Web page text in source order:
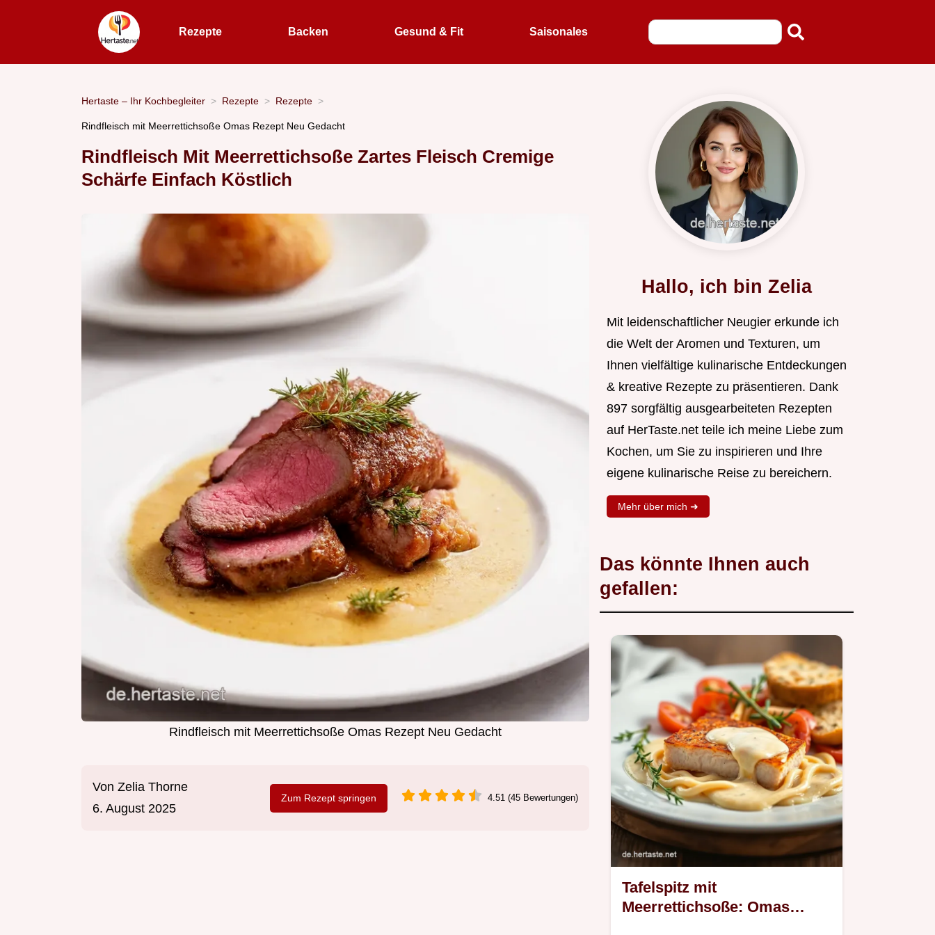
Rezepte Backen Gesund & Fit Saisonales
Hertaste – Ihr Kochbegleiter Rezepte Rezepte
Rindfleisch mit Meerrettichsoße Omas Rezept Neu Gedacht
Rindfleisch Mit Meerrettichsoße Zartes Fleisch Cremige
Schärfe Einfach Köstlich
Rindfleisch mit Meerrettichsoße Omas Rezept Neu Gedacht
Von Zelia Thorne
6. August 2025
Zum Rezept springen 4.51 (45 Bewertungen)
Hallo, ich bin Zelia
Mit leidenschaftlicher Neugier erkunde ich
die Welt der Aromen und Texturen, um
Ihnen vielfältige kulinarische Entdeckungen
& kreative Rezepte zu präsentieren. Dank
897 sorgfältig ausgearbeiteten Rezepten
auf HerTaste.net teile ich meine Liebe zum
Kochen, um Sie zu inspirieren und Ihre
eigene kulinarische Reise zu bereichern.
Mehr über mich ➜
Das könnte Ihnen auch
gefallen:
Tafelspitz mit
Meerrettichsoße: Omas